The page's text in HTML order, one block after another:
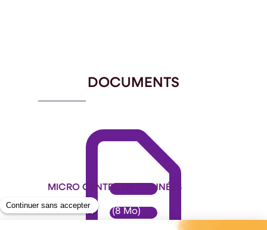
DOCUMENTS
MICRO CENTRE DE DONNÉES
Format : PDF (8 Mo)